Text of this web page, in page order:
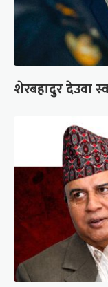
शेरबहादुर देउवा